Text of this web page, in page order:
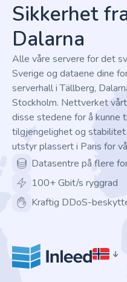
Sikkerhet
Dalarna
Alle våre servere for det
Sverige og dataene dine
serverhall i Tällberg,
Stockholm. Nettverket
disse stedene for å kunne
tilgjengelighet og
utstyr plassert i Paris for
Datasentre på flere
100+ Gbit/s ryggrad
Kraftig DDoS-